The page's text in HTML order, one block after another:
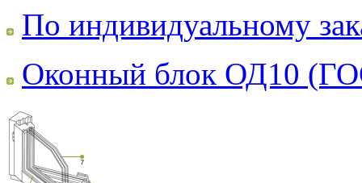
По индивидуальному
Оконный блок ОД10